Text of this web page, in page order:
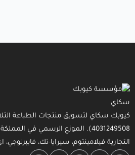
كيوبك سكاي لتسويق منتجات الطباعة
4031249508). الموزع الرسمي في
التجارية فيلامينتوم، سيرايا-تك،